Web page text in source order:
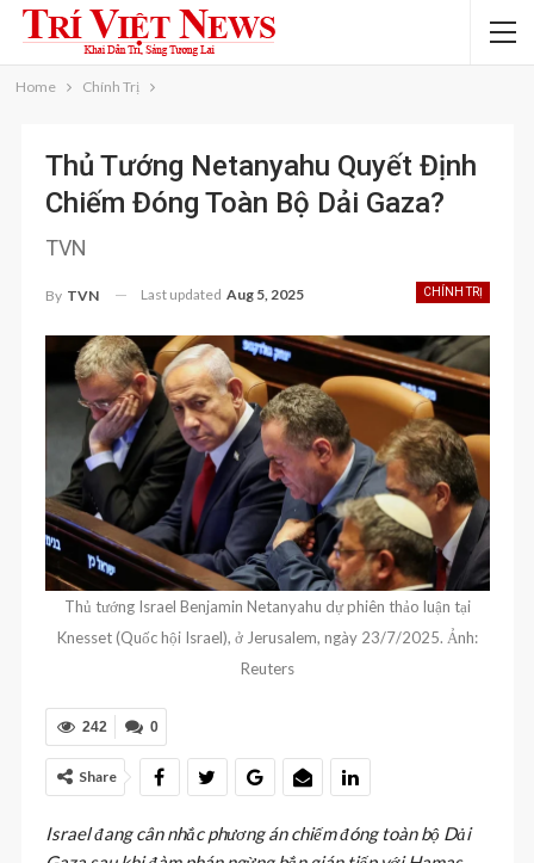
Home Chính Trị
Thủ Tướng Netanyahu Quyết Định
Chiếm Đóng Toàn Bộ Dải Gaza?
TVN
CHÍNH TRỊ
By TVN Last updated Aug 5, 2025
Thủ tướng Israel Benjamin Netanyahu dự phiên thảo luận tại
Knesset (Quốc hội Israel), ở Jerusalem, ngày 23/7/2025. Ảnh:
Reuters
0
242
Share
Israel đang cân nhắc phương án chiếm đóng toàn bộ Dải